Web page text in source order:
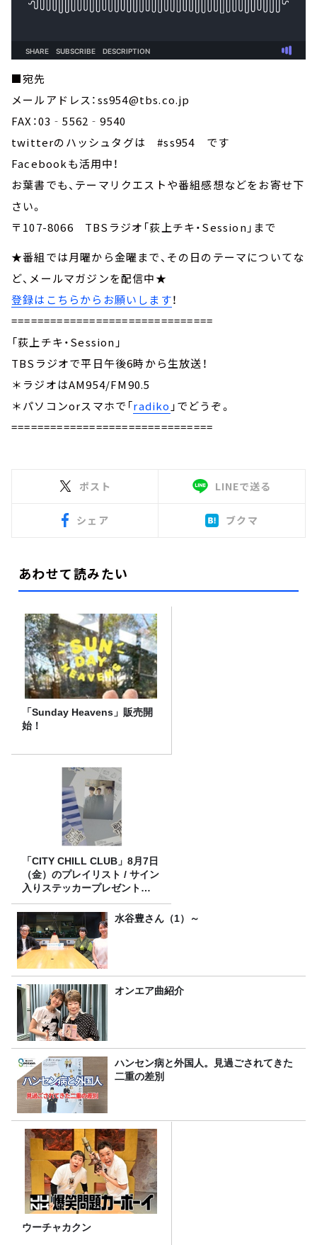
■宛先
メールアドレス：ss954@tbs.co.jp
FAX：03‐5562‐9540
twitterのハッシュタグは #ss954 です
Facebookも活用中！
お葉書でも、テーマリクエストや番組感想などをお寄せ下
さい。
〒107-8066 TBSラジオ「荻上チキ・Session」まで
★番組では月曜から金曜まで、その日のテーマについてな
ど、メールマガジンを配信中★
登録はこちらからお願いします！
===============================
「荻上チキ・Session」
TBSラジオで平日午後6時から生放送！
＊ラジオはAM954/FM90.5
＊パソコンorスマホで「radiko 」でどうぞ。
===============================
ポスト LINEで送る
シェア ブクマ
あわせて読みたい
「Sunday Heavens」販売開
始！
「CITY CHILL CLUB」8月7日
（金）のプレイリスト / サイン
入りステッカープレゼント有
り
水谷豊さん（1）～
オンエア曲紹介
ハンセン病と外国人。見過ごされてきた
二重の差別
ウーチャカクン